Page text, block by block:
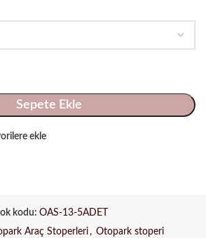
Sepete Ekle
ekle
kodu: OAS-13-5ADET
Araç Stoperleri, Otopark stoperi